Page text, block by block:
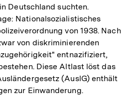
Deutschland suchten.
Nationalsozialistisches
von 1938. Nach
von diskriminierenden
entnazifiziert,
Diese Altlast löst das
(AuslG) enthält
zur Einwanderung.